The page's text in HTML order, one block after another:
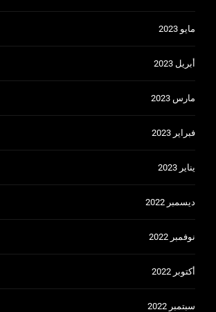
مايو 2023
أبريل 2023
مارس 2023
فبراير 2023
يناير 2023
ديسمبر 2022
نوفمبر 2022
أكتوبر 2022
سبتمبر 2022